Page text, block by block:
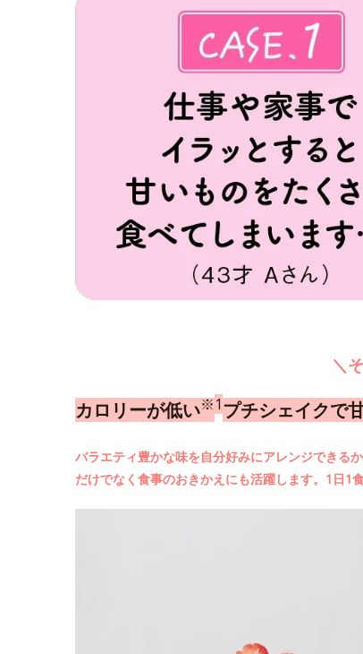
＼
カロリーが低い※1プチシェイクで
バラエティ豊かな味を自分好みにアレンジできる
だけでなく食事のおきかえにも活躍します。1日1